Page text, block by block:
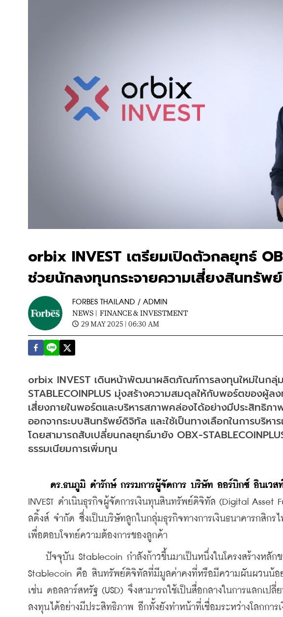
orbix INVEST เตรียมเปิดตัวกลยุทธ์
ช่วยนักลงทุนกระจายความเสี่ยงสินทรัพ
FORBES THAILAND / ADMIN
NEWS | FINANCE & INVESTMENT
29 MAY 2025 | 06:30 AM
orbix INVEST เดินหน้าพัฒนาผลิตภัณฑ์การลงทุนใหม่ในก
STABLECOINPLUS มุ่งสร้างความสมดุลให้กับพอร์ตของผู้ล
เสี่ยงภายในพอร์ตและบริหารสภาพคล่องได้อย่างมีประสิทธิภ
ออกจากระบบสินทรัพย์ดิจิทัล และใช้เป็นทางเลือกในการบริหา
โดยสามารถสับเปลี่ยนกลยุทธ์มายัง OBX-
ธรรมเนียมการเพิ่มทุน
ดร.ธนภูมิ ดำรักษ์ กรรมการผู้จัดการ บริษัท ออร์บิกซ์ อินเวสท์
INVEST ดำเนินธุรกิจผู้จัดการเงินทุนสินทรัพย์ดิจิทัล (Digital
ลดิ้งส์ จำกัด ซึ่งเป็นบริษัทลูกในกลุ่มธุรกิจทางการเงินธนาคารกสิก
เพื่อตอบโจทย์ความต้องการของลูกค้า
ปัจจุบัน Stablecoin กำลังก้าวขึ้นมาเป็นหนึ่งในโครงสร้างหลักข
Stablecoin คือ สินทรัพย์ดิจิทัลที่มีมูลค่าคงที่หรือมีความผันผวนน้อ
เช่น ดอลลาร์สหรัฐ (USD) จึงสามารถใช้เป็นสื่อกลางในการแลกเ
ลงทุนได้อย่างมีประสิทธิภาพ อีกทั้งยังทำหน้าที่เชื่อมระหว่างโลกการ